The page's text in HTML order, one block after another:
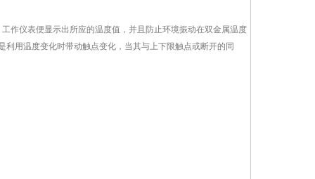
作仪表便显示出所应的温度值，并且防止环境振动在双金属温度
用温度变化时带动触点变化，当其与上下限触点或断开的同